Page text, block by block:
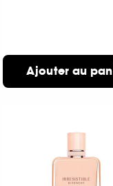
Ajouter au